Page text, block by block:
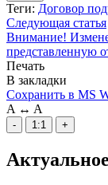
Теги: Договор
Следующая статья
Внимание!
представленную
Печать
В закладки
Сохранить в MS
A ↔ A
- 1:1 +